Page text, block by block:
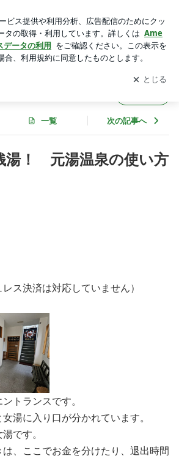
して ブログの更新通知
を受け取りまし
開く
一覧 次の記事へ
湯！ 元湯温泉の使い方
レス決済は対応していません）
トランスです。
湯に入り口が分かれています。
です。
、ここでお金を分けたり、退出時間